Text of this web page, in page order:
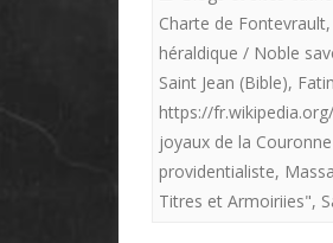
Charte de Fontevrault,
héraldique / Noble
Saint Jean (Bible),
https://fr.wikipedia.org/
joyaux de la
providentialiste,
Titres et Armoiriies",